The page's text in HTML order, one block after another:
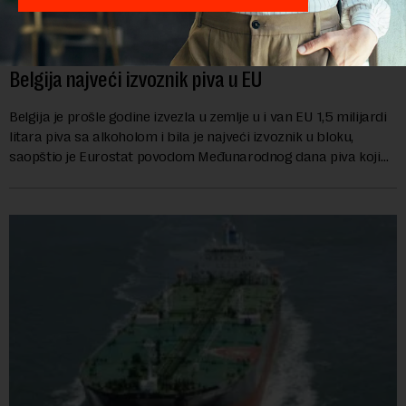
Belgija najveći izvoznik piva u EU
Belgija je prošle godine izvezla u zemlje u i van EU 1,5 milijardi
litara piva sa alkoholom i bila je najveći izvoznik u bloku,
saopštio je Eurostat povodom Međunarodnog dana piva koji